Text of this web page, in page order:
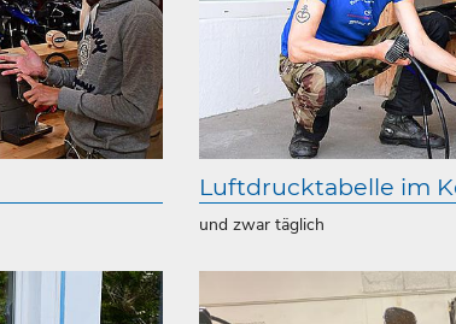
Luftdrucktabelle im
und zwar täglich